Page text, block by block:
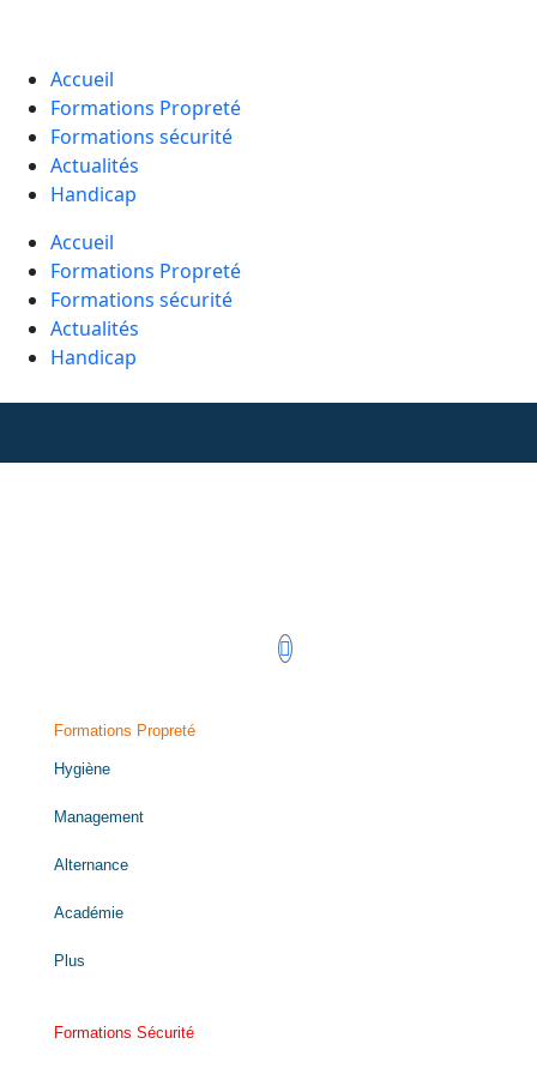
Accueil
Formations Propreté
Formations sécurité
Actualités
Handicap
Accueil
Formations Propreté
Formations sécurité
Actualités
Handicap
Formations Propreté
Hygiène
Management
Alternance
Académie
Plus
Formations Sécurité